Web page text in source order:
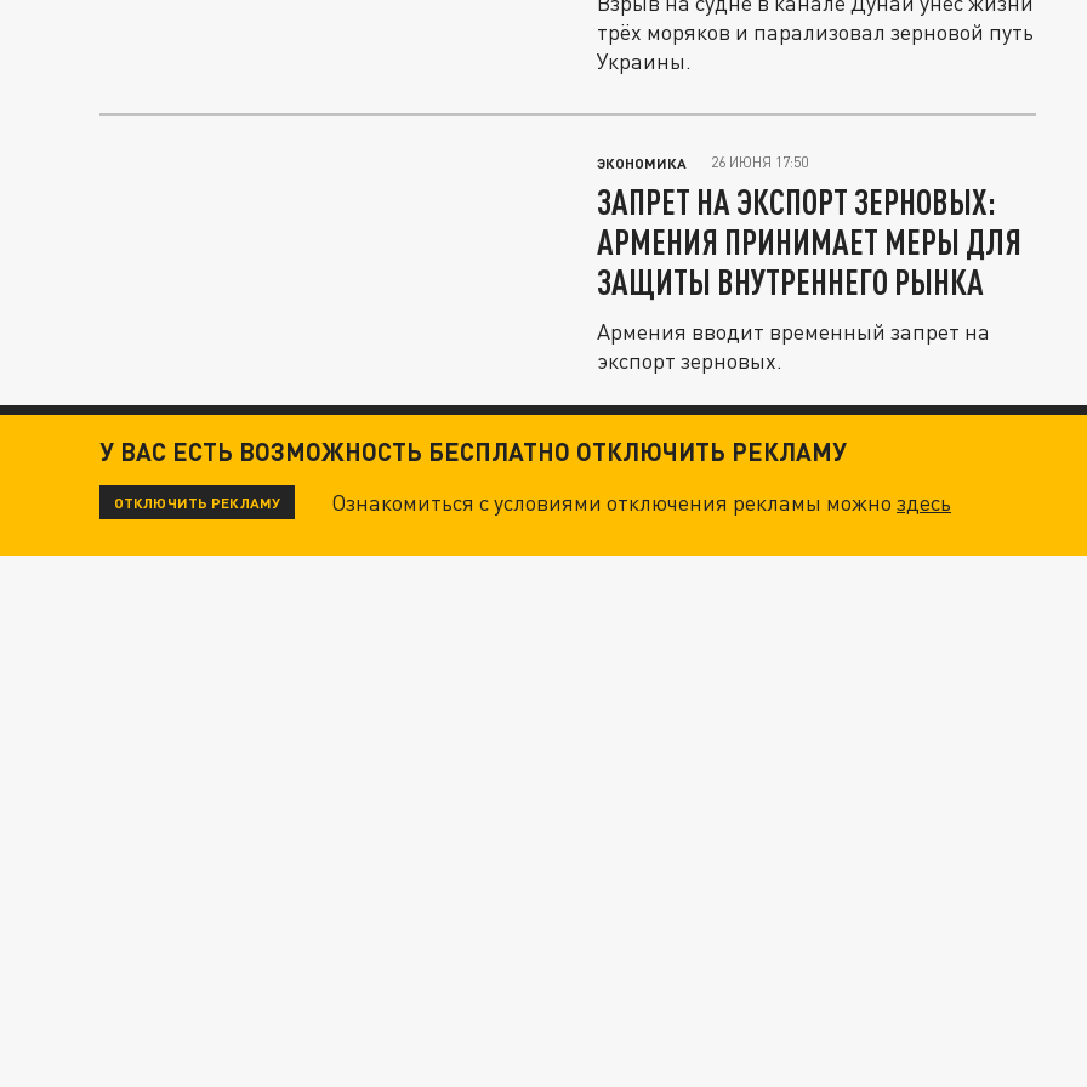
трёх моряков и парализовал зерновой путь
Украины.
ЭКОНОМИКА 26 ИЮНЯ 17:50
ЗАПРЕТ НА ЭКСПОРТ ЗЕРНОВЫХ:
АРМЕНИЯ ПРИНИМАЕТ МЕРЫ ДЛЯ
ЗАЩИТЫ ВНУТРЕННЕГО РЫНКА
Армения вводит временный запрет на
экспорт зерновых.
У ВАС ЕСТЬ ВОЗМОЖНОСТЬ БЕСПЛАТНО ОТКЛЮЧИТЬ РЕКЛАМУ
ОТКЛЮЧИТЬ РЕКЛАМУ Ознакомиться с условиями отключения рекламы можноздесь